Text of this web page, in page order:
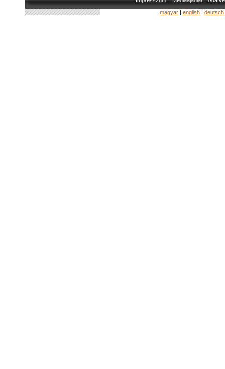
magyar| english| deutsch